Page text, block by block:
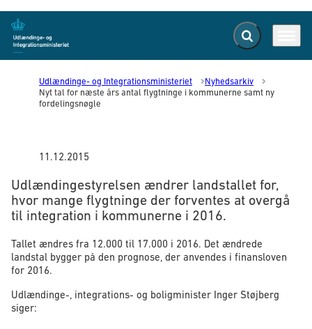
Gå til forsiden Fold søgefelt ud
Udlændinge- og Integrationsministeriet
Nyhedsarkiv
Nyt tal for næste års antal flygtninge i kommunerne samt ny
fordelingsnøgle
11.12.2015
Udlændingestyrelsen ændrer landstallet for,
hvor mange flygtninge der forventes at overgå
til integration i kommunerne i 2016.
Tallet ændres fra 12.000 til 17.000 i 2016. Det ændrede
landstal bygger på den prognose, der anvendes i finansloven
for 2016.
Udlændinge-, integrations- og boligminister Inger Støjberg
siger: